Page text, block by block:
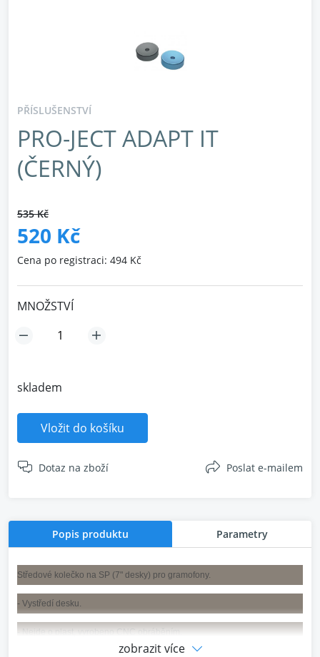
PŘÍSLUŠENSTVÍ
PRO-JECT ADAPT IT
(ČERNÝ)
535 Kč
520 Kč
Cena po registraci: 494 Kč
MNOŽSTVÍ
skladem
Vložit do košíku
Dotaz na zboží Poslat e-mailem
Popis produktu Parametry
Středové kolečko na SP (7" desky) pro gramofony.
- Vystředí desku.
- Nejde o plast, vyrobeno CNC obráběním.
zobrazit více